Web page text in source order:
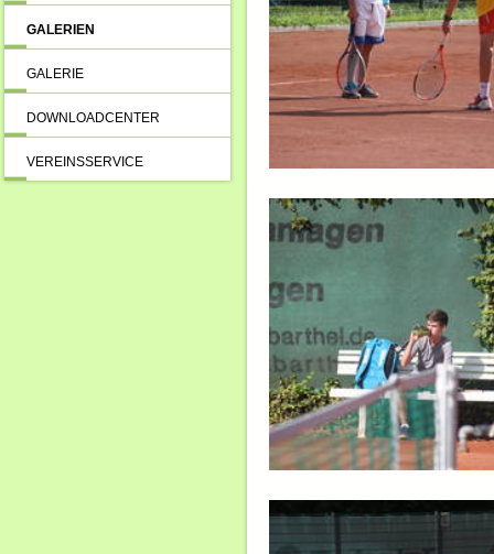
GALERIEN
GALERIE
DOWNLOADCENTER
VEREINSSERVICE